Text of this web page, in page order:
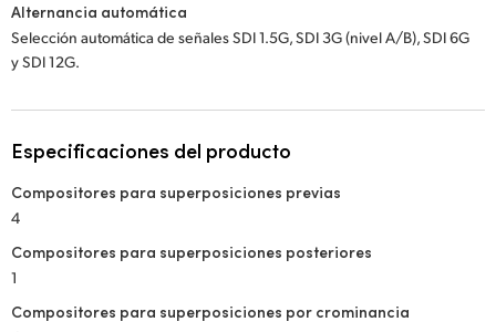
Alternancia automática
Selección automática de señales SDI 1.5G, SDI 3G (nivel A/B), SDI 6G
y SDI 12G.
Especificaciones del producto
Compositores para superposiciones previas
4
Compositores para superposiciones posteriores
1
Compositores para superposiciones por crominancia